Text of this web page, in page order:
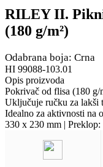
RILEY II.
(180 g/m²)
Odabrana boja: Crna
HI 99088-103.01
Opis proizvoda
Pokrivač od flisa (180 g/
Uključuje ručku za lakši
Idealno za aktivnosti na
330 x 230 mm |